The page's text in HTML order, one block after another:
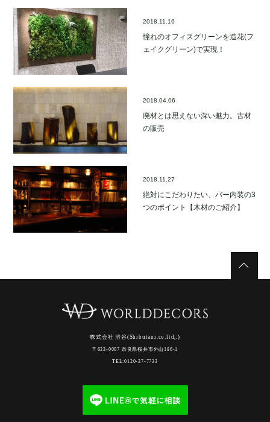
2018.11.16
憧れのオフィスグリーンを造花(フ
ェイクグリーン)で実現！
2018.04.06
廃材とは思えない深い魅力。古材
の販売
2018.11.27
絶対にこだわりたい、バー内装の3
つのポイント【木材のご紹介】
株式会社 渋谷(Shibutani.co.ltd,.)
〒633-0007 奈良県桜井市外山186-1
TEL:0120-37-7733